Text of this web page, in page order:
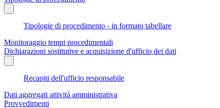
Tipologie di procedimento - in formato tabellare
Monitoraggio tempi procedimentali
Dichiarazioni sostitutive e acquisizione d'ufficio dei dati
Recapiti dell'ufficio responsabile
Dati aggregati attività amministrativa
Provvedimenti